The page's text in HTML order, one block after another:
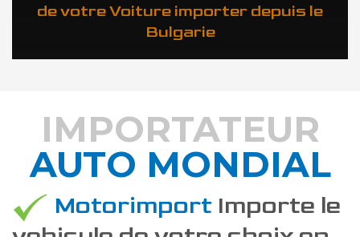
de votre Voiture importer depuis le
Bulgarie
DÉCOUVREZ COMMENT
IMPORTATEUR
AUTO MONDIAL
Motorimport Importe le